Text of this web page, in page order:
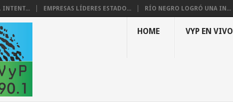
INTENT... EMPRESAS LÍDERES ESTADO... RÍO NEGRO LOGRÓ UNA IN...
HOME VYP EN VIVO